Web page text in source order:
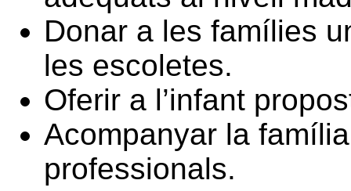
Donar a les famílies
les escoletes.
Oferir a l’infant
Acompanyar la
professionals.